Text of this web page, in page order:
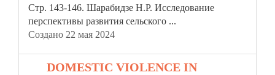
Стр. 143-146. Шарабидзе Н.Р. Исследование
перспективы развития сельского ...
Создано 22 мая 2024
DOMESTIC VIOLENCE IN